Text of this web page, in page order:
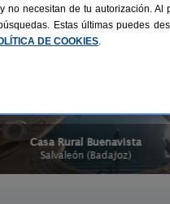
el destino que quieres.Alquilar
También te recomendamos
Casa Rural Buenavista
Salvaleón (Badajoz)
no necesitan de tu autorización. Al
Estas últimas puedes
DE COOKIES.